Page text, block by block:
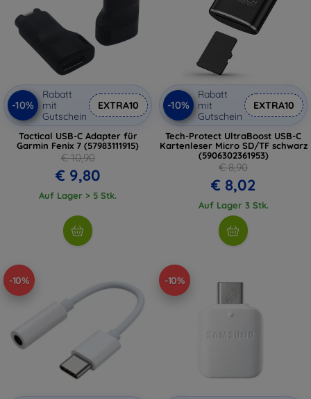
-10%
Rabatt
mit
Gutschein
EXTRA10
Tactical USB-C Adapter für
Garmin Fenix 7 (57983111915)
€ 10,90
€ 9,80
Auf Lager > 5 Stk.
-10%
Rabatt
mit
Gutschein
EXTRA10
Tech-Protect UltraBoost USB-C
Kartenleser Micro SD/TF schwarz
(5906302361953)
€ 8,90
€ 8,02
Auf Lager 3 Stk.
-10% -10%